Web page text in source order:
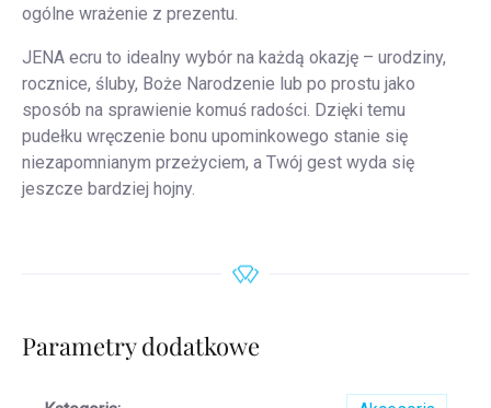
ogólne wrażenie z prezentu.
JENA ecru to idealny wybór na każdą okazję – urodziny,
rocznice, śluby, Boże Narodzenie lub po prostu jako
sposób na sprawienie komuś radości. Dzięki temu
pudełku wręczenie bonu upominkowego stanie się
niezapomnianym przeżyciem, a Twój gest wyda się
jeszcze bardziej hojny.
Parametry dodatkowe